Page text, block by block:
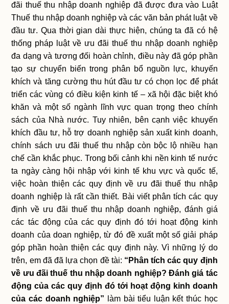
đãi thuế thu nhập doanh nghiệp đã được đưa vào Luật
Thuế thu nhập doanh nghiệp và các văn bản phát luật về
đầu tư. Qua thời gian dài thực hiện, chúng ta đã có hệ
thống pháp luật về ưu đãi thuế thu nhập doanh nghiệp
đa dạng và tương đối hoàn chỉnh, điều này đã góp phần
tạo sự chuyển biến trong phân bổ nguồn lực, khuyến
khích và tăng cường thu hút đầu tư có chọn lọc để phát
triển các vùng có điều kiện kinh tế – xã hội đặc biệt khó
khăn và một số ngành lĩnh vực quan trọng theo chính
sách của Nhà nước. Tuy nhiên, bên cạnh việc khuyến
khích đầu tư, hỗ trợ doanh nghiệp sản xuất kinh doanh,
chính sách ưu đãi thuế thu nhập còn bộc lộ nhiều hạn
chế cần khắc phục. Trong bối cảnh khi nền kinh tế nước
ta ngày càng hội nhập với kinh tế khu vực và quốc tế,
việc hoàn thiện các quy định về ưu đãi thuế thu nhập
doanh nghiệp là rất cần thiết. Bài viết phân tích các quy
định về ưu đãi thuế thu nhập doanh nghiệp, đánh giá
các tác động của các quy định đó tới hoạt động kinh
doanh của doan nghiệp, từ đó đề xuất một số giải pháp
góp phần hoàn thiện các quy định này. Vì những lý do
trên, em đã đã lựa chọn đề tài: “Phân tích các quy định
về ưu đãi thuế thu nhập doanh nghiệp? Đánh giá tác
động của các quy định đó tới hoạt động kinh doanh
của các doanh nghiệp” làm bài tiểu luận kết thúc học